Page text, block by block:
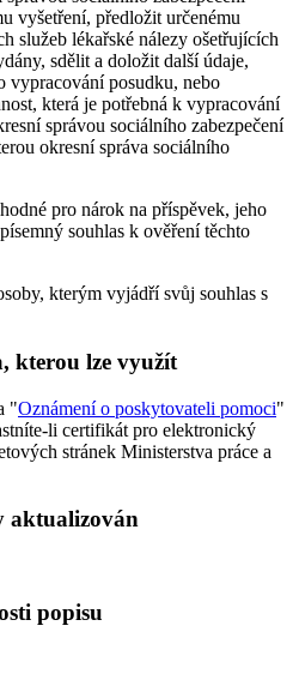
vyšetření, předložit určenému
služeb lékařské nálezy ošetřujících
sdělit a doložit další údaje,
vypracování posudku, nebo
která je potřebná k vypracování
správou sociálního zabezpečení
okresní správa sociálního
pro nárok na příspěvek, jeho
souhlas k ověření těchto
kterým vyjádří svůj souhlas s
kterou lze využít
"Oznámení o poskytovateli pomoci"
li certifikát pro elektronický
stránek Ministerstva práce a
aktualizován
popisu